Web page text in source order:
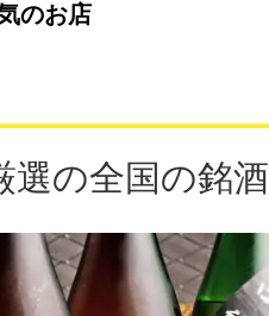
のお店
選の全国の銘酒